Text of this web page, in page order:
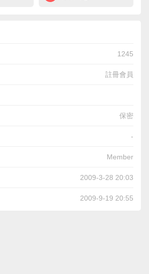
1245
註冊會員
保密
-
Member
2009-3-28 20:03
2009-9-19 20:55